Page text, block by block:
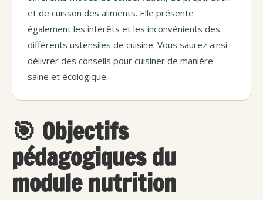
et de cuisson des aliments. Elle présente
également les intérêts et les inconvénients des
différents ustensiles de cuisine. Vous saurez ainsi
délivrer des conseils pour cuisiner de manière
saine et écologique.
🎯 Objectifs
pédagogiques du
module nutrition